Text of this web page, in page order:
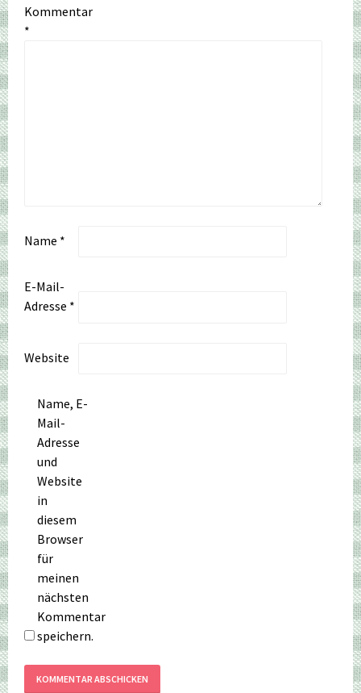
Kommentar
*
Name *
E-Mail-
Adresse *
Website
Name, E-
Mail-
Adresse
und
Website
in
diesem
Browser
für
meinen
nächsten
Kommentar
speichern.